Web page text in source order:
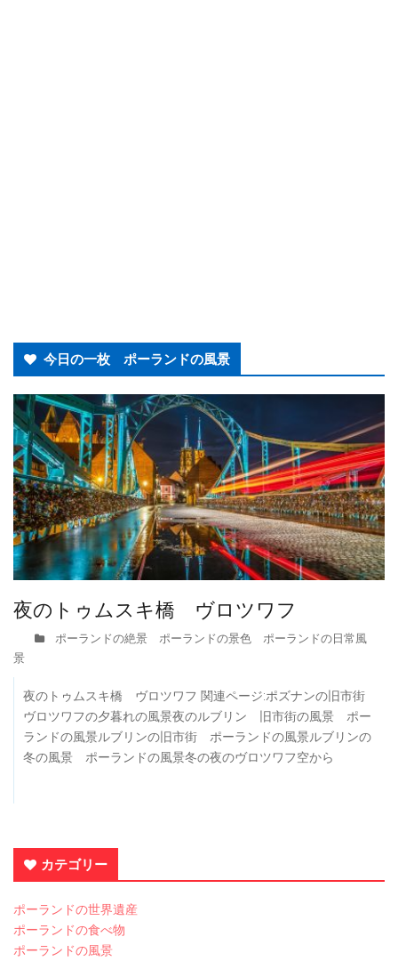
今日の一枚 ポーランドの風景
夜のトゥムスキ橋 ヴロツワフ
ポーランドの絶景 ポーランドの景色 ポーランドの日常風
景
夜のトゥムスキ橋 ヴロツワフ 関連ページ:ポズナンの旧市街
ヴロツワフの夕暮れの風景夜のルブリン 旧市街の風景 ポー
ランドの風景ルブリンの旧市街 ポーランドの風景ルブリンの
冬の風景 ポーランドの風景冬の夜のヴロツワフ空から
カテゴリー
ポーランドの世界遺産
ポーランドの食べ物
ポーランドの風景